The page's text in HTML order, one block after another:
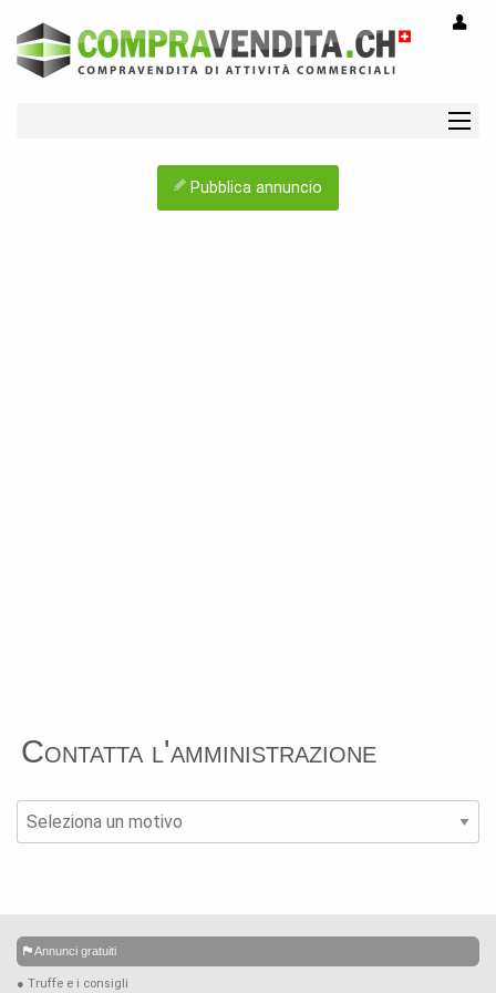
Pubblica annuncio
Contatta l'amministrazione
Annunci gratuiti
● Truffe e i consigli